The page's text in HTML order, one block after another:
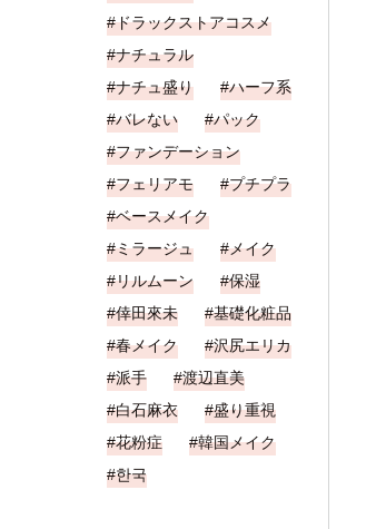
ドラックストアコスメ
ナチュラル
ナチュ盛り
ハーフ系
バレない
パック
ファンデーション
フェリアモ
プチプラ
ベースメイク
ミラージュ
メイク
リルムーン
保湿
倖田來未
基礎化粧品
春メイク
沢尻エリカ
派手
渡辺直美
白石麻衣
盛り重視
花粉症
韓国メイク
한국